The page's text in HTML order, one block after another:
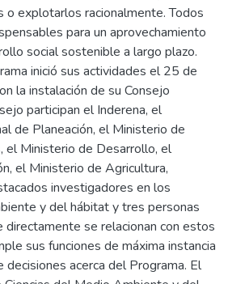
explotarlos racionalmente. Todos
para un aprovechamiento
social sostenible a largo plazo.
inició sus actividades el 25 de
la instalación de su Consejo
participan el Inderena, el
de Planeación, el Ministerio de
el Ministerio de Desarrollo, el
el Ministerio de Agricultura,
investigadores en los
y del hábitat y tres personas
se relacionan con estos
sus funciones de máxima instancia
decisiones acerca del Programa. El